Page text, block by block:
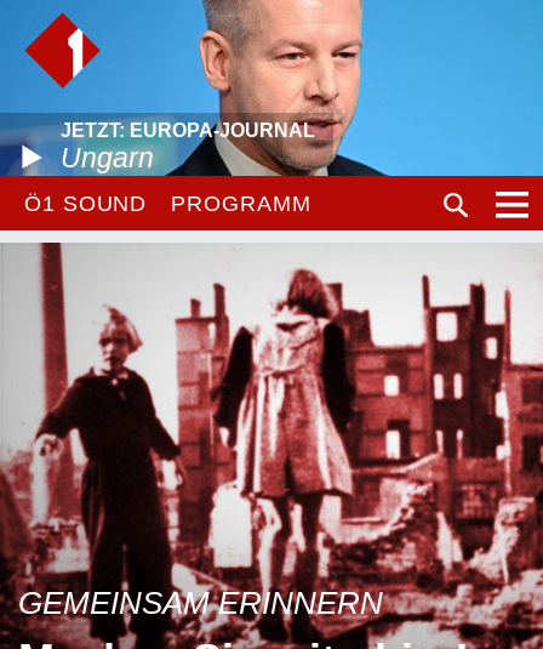
JETZT: EUROPA-JOURNAL
Ungarn
Ö1 SOUND PROGRAMM
GEMEINSAM ERINNERN